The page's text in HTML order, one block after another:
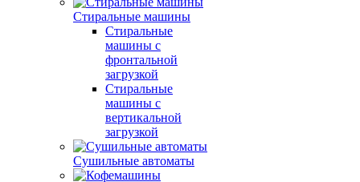
Стиральные машины
Стиральные
машины с
фронтальной
загрузкой
Стиральные
машины с
вертикальной
загрузкой
Сушильные автоматы